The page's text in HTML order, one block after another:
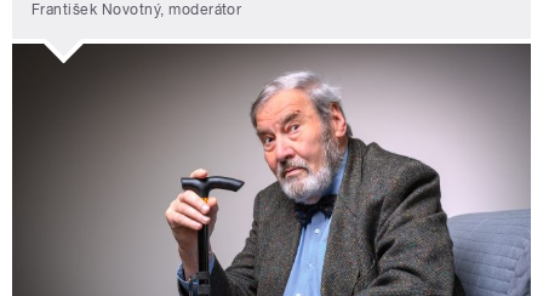
František Novotný, moderátor